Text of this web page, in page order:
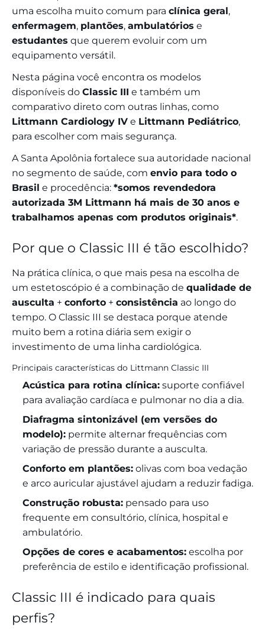
uma escolha muito comum para clínica geral,
enfermagem, plantões, ambulatórios e
estudantes que querem evoluir com um
equipamento versátil.
Nesta página você encontra os modelos
disponíveis do Classic III e também um
comparativo direto com outras linhas, como
Littmann Cardiology IV e Littmann Pediátrico,
para escolher com mais segurança.
A Santa Apolônia fortalece sua autoridade nacional
no segmento de saúde, com envio para todo o
Brasil e procedência: *somos revendedora
autorizada 3M Littmann há mais de 30 anos e
trabalhamos apenas com produtos originais*.
Por que o Classic III é tão escolhido?
Na prática clínica, o que mais pesa na escolha de
um estetoscópio é a combinação de qualidade de
ausculta + conforto + consistência ao longo do
tempo. O Classic III se destaca porque atende
muito bem a rotina diária sem exigir o
investimento de uma linha cardiológica.
Principais características do Littmann Classic III
Acústica para rotina clínica: suporte confiável
para avaliação cardíaca e pulmonar no dia a dia.
Diafragma sintonizável (em versões do
modelo): permite alternar frequências com
variação de pressão durante a ausculta.
Conforto em plantões: olivas com boa vedação
e arco auricular ajustável ajudam a reduzir fadiga.
Construção robusta: pensado para uso
frequente em consultório, clínica, hospital e
ambulatório.
Opções de cores e acabamentos: escolha por
preferência de estilo e identificação profissional.
Classic III é indicado para quais
perfis?